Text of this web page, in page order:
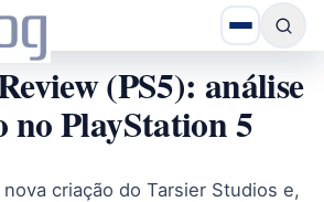
(PS5): análise
no PlayStation 5
nova criação do Tarsier Studios e,